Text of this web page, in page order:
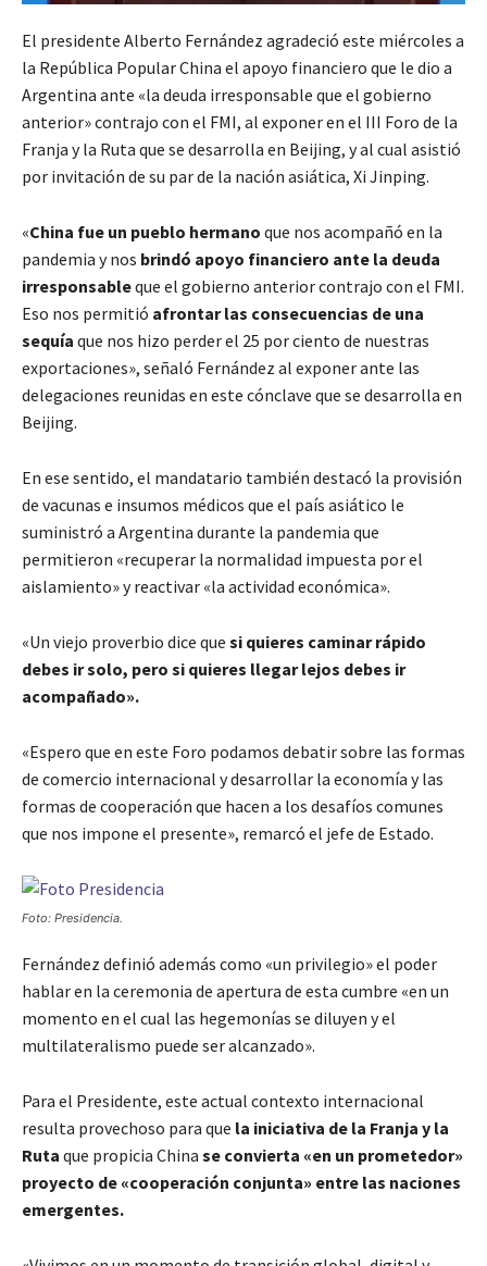
El presidente Alberto Fernández agradeció este miércoles a
la República Popular China el apoyo financiero que le dio a
Argentina ante «la deuda irresponsable que el gobierno
anterior» contrajo con el FMI, al exponer en el III Foro de la
Franja y la Ruta que se desarrolla en Beijing, y al cual asistió
por invitación de su par de la nación asiática, Xi Jinping.
«China fue un pueblo hermano que nos acompañó en la
pandemia y nos brindó apoyo financiero ante la deuda
irresponsableque el gobierno anterior contrajo con el FMI.
Eso nos permitió afrontar las consecuencias de una
sequía que nos hizo perder el 25 por ciento de nuestras
exportaciones», señaló Fernández al exponer ante las
delegaciones reunidas en este cónclave que se desarrolla en
Beijing.
En ese sentido, el mandatario también destacó la provisión
de vacunas e insumos médicos que el país asiático le
suministró a Argentina durante la pandemia que
permitieron «recuperar la normalidad impuesta por el
aislamiento» y reactivar «la actividad económica».
«Un viejo proverbio dice que si quieres caminar rápido
debes ir solo, pero si quieres llegar lejos debes ir
acompañado».
«Espero que en este Foro podamos debatir sobre las formas
de comercio internacional y desarrollar la economía y las
formas de cooperación que hacen a los desafíos comunes
que nos impone el presente», remarcó el jefe de Estado.
Foto: Presidencia.
Fernández definió además como «un privilegio» el poder
hablar en la ceremonia de apertura de esta cumbre «en un
momento en el cual las hegemonías se diluyen y el
multilateralismo puede ser alcanzado».
Para el Presidente, este actual contexto internacional
resulta provechoso para que la iniciativa de la Franja y la
Ruta que propicia China se convierta «en un prometedor»
proyecto de «cooperación conjunta» entre las naciones
emergentes.